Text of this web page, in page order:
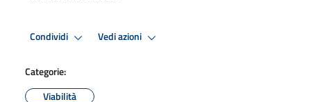
Condividi Vedi azioni
Categorie:
Viabilità